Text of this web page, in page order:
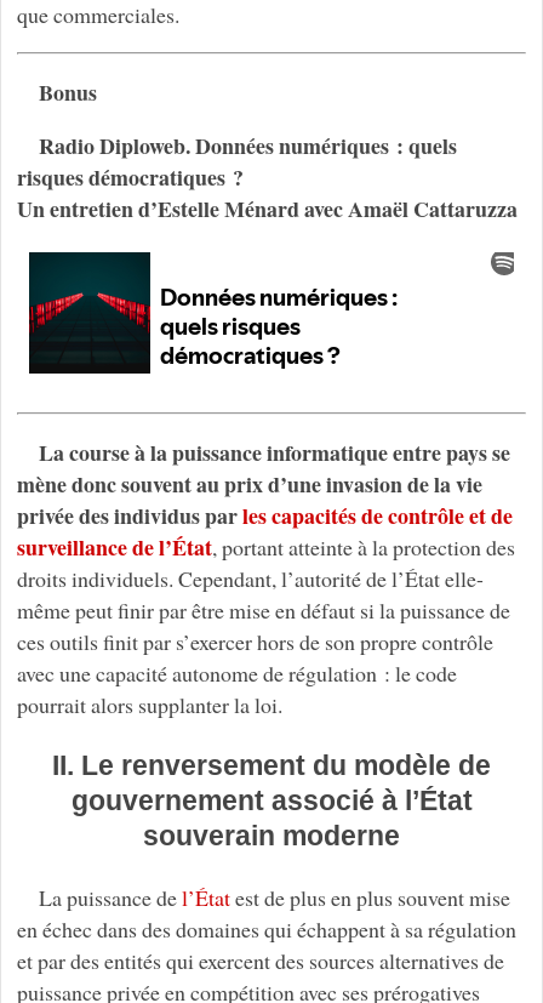
que commerciales.
Bonus
Radio Diploweb. Données numériques : quels
risques démocratiques ?
Un entretien d’Estelle Ménard avec Amaël Cattaruzza
La course à la puissance informatique entre pays se
mène donc souvent au prix d’une invasion de la vie
privée des individus parles capacités de contrôle et de
surveillance de l’État, portant atteinte à la protection des
droits individuels. Cependant, l’autorité de l’État elle-
même peut finir par être mise en défaut si la puissance de
ces outils finit par s’exercer hors de son propre contrôle
avec une capacité autonome de régulation : le code
pourrait alors supplanter la loi.
II. Le renversement du modèle de
gouvernement associé à l’État
souverain moderne
La puissance del’Étatest de plus en plus souvent mise
en échec dans des domaines qui échappent à sa régulation
et par des entités qui exercent des sources alternatives de
puissance privée en compétition avec ses prérogatives